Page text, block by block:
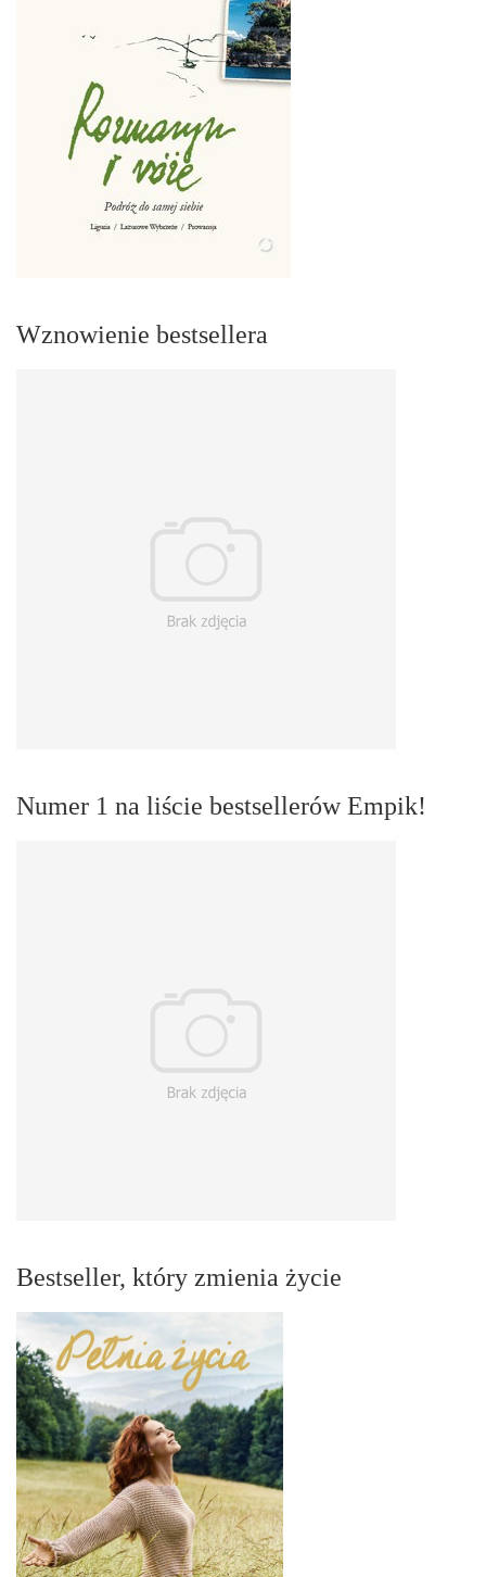
Wznowienie bestsellera
Numer 1 na liście bestsellerów Empik!
Bestseller, który zmienia życie